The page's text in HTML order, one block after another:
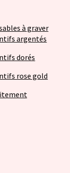
à graver
argentés
dorés
rose gold